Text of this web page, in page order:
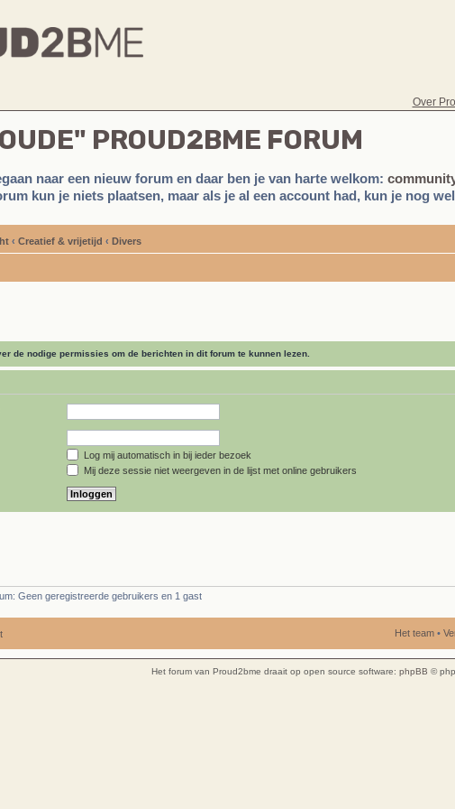
Over
PROUD2BME FORUM
naar een nieuw forum en daar ben je van harte welkom:
kun je niets plaatsen, maar als je al een account had, kun je nog
‹ Creatief & vrijetijd ‹ Divers
de nodige permissies om de berichten in dit forum te kunnen lezen.
Log mij automatisch in bij ieder bezoek
Mij deze sessie niet weergeven in de lijst met online gebruikers
Geen geregistreerde gebruikers en 1 gast
Het team•
Het forum van Proud2bme draait op open source software: phpBB ©